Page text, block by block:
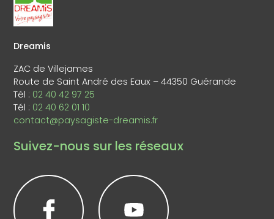
Dreamis
ZAC de Villejames
Route de Saint André des Eaux – 44350 Guérande
Tél : 02 40 42 97 25
Tél : 02 40 62 01 10
contact@paysagiste-dreamis.fr
Suivez-nous sur les réseaux